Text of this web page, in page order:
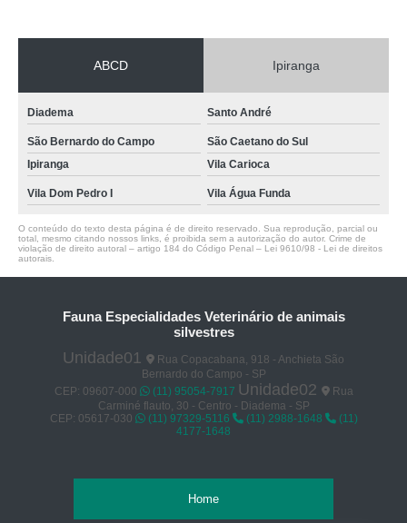
ABCD Ipiranga
Diadema Santo André
São Bernardo do Campo
São Caetano do Sul
Ipiranga
Vila Carioca
Vila Dom Pedro I Vila Água Funda
O conteúdo do texto desta página é de direito reservado. Sua reprodução, parcial ou
total, mesmo citando nossos links, é proibida sem a autorização do autor. Crime de
violação de direito autoral – artigo 184 do Código Penal – Lei 9610/98 - Lei de direitos
autorais
Fauna Especialidades Veterinário de animais
silvestres
Unidade01
Rua Copacabana, 918 - Anchieta São
Bernardo do Campo - SP
CEP: 09607-000
(11) 95054-7917 Unidade02
Rua
Carminé flauto, 30 - Centro - Diadema - SP
CEP: 05617-030
(11) 97329-5116 (11) 2988-1648
(11)
4177-1648
Home